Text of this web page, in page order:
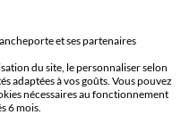
uniquement
et ses partenaires
du site, le personnaliser selon
adaptées à vos goûts. Vous pouvez
nécessaires au fonctionnement
6 mois.